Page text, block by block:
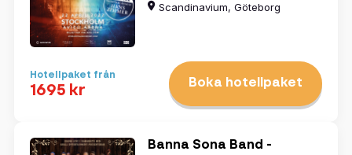
Scandinavium, Göteborg
Hotellpaket från
1695 kr Boka hotellpaket
Banna Sona Band -